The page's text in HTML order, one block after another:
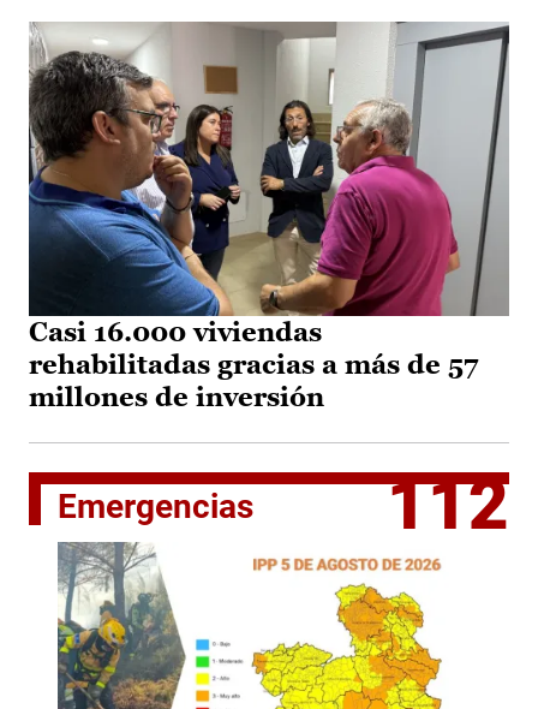
Casi 16.000 viviendas
rehabilitadas gracias a más de 57
millones de inversión
Emergencias 112